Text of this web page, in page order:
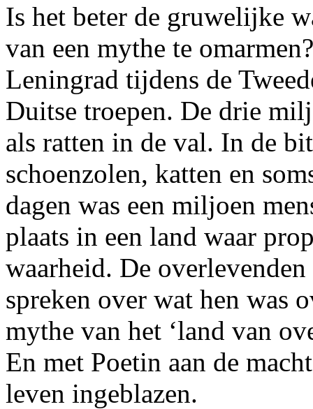
Is het beter de gruwelijke
van een mythe te
Leningrad tijdens de
Duitse troepen. De drie
als ratten in de val. In de
schoenzolen, katten en
dagen was een miljoen
plaats in een land waar
waarheid. De
spreken over wat hen was
mythe van het ‘land van
En met Poetin aan de
leven ingeblazen.